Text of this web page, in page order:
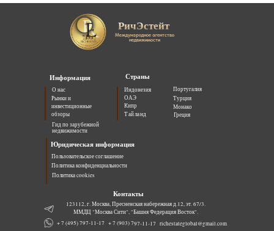
Страны
Контакты
123112, г. Москва, Пресненская набережная д.12, эт. 67/3.
ММДЦ "Москва Сити", "Башня Федерация Восток".
+ 7 (495) 797-11-17 + 7 (903) 797-11-17 richestateglobal@gmail.com
Юридическая информация
РичЭстейт
Португалия
Монако
Греция
Международное агентство
недвижимости
Информация
Гид по зарубежной
недвижимости
Индонезия
Тайланд
Турция
ОАЭ
Кипр
О нас
Пользовательское соглашение
Политика конфиденциальности
Политика cookies
Рынки и
инвестиционные
обзоры